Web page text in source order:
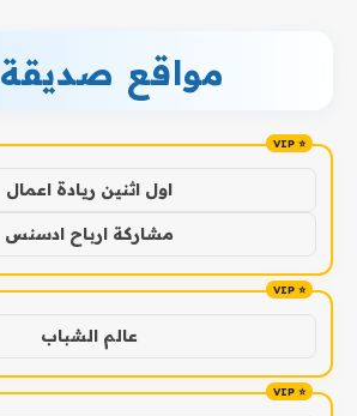
مواقع صديقة
اول اثنين ريادة اعمال
مشاركة ارباح ادسنس
عالم الشباب